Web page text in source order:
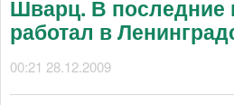
Шварц. В последние
работал в
00:21 28.12.2009